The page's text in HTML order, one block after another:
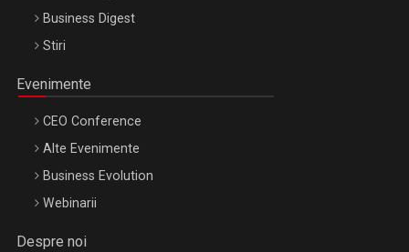
Business Digest
Stiri
Evenimente
CEO Conference
Alte Evenimente
Business Evolution
Webinarii
Despre noi